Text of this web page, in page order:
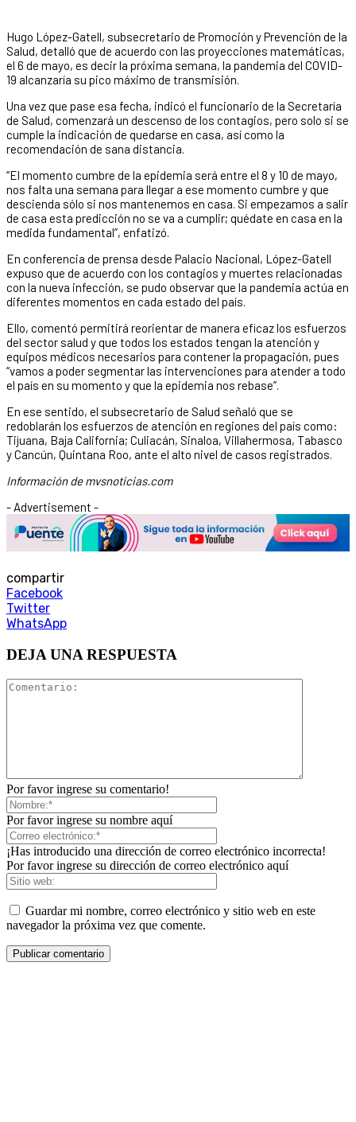
Hugo López-Gatell, subsecretario de Promoción y Prevención de la
Salud, detalló que de acuerdo con las proyecciones matemáticas,
el 6 de mayo, es decir la próxima semana, la pandemia del COVID-
19 alcanzaría su pico máximo de transmisión.
Una vez que pase esa fecha, indicó el funcionario de la Secretaría
de Salud, comenzará un descenso de los contagios, pero solo si se
cumple la indicación de quedarse en casa, así como la
recomendación de sana distancia.
“El momento cumbre de la epidemia será entre el 8 y 10 de mayo,
nos falta una semana para llegar a ese momento cumbre y que
descienda sólo si nos mantenemos en casa. Si empezamos a salir
de casa esta predicción no se va a cumplir; quédate en casa en la
medida fundamental”, enfatizó.
En conferencia de prensa desde Palacio Nacional, López-Gatell
expuso que de acuerdo con los contagios y muertes relacionadas
con la nueva infección, se pudo observar que la pandemia actúa en
diferentes momentos en cada estado del país.
Ello, comentó permitirá reorientar de manera eficaz los esfuerzos
del sector salud y que todos los estados tengan la atención y
equipos médicos necesarios para contener la propagación, pues
“vamos a poder segmentar las intervenciones para atender a todo
el país en su momento y que la epidemia nos rebase”.
En ese sentido, el subsecretario de Salud señaló que se
redoblarán los esfuerzos de atención en regiones del país como:
Tijuana, Baja California; Culiacán, Sinaloa, Villahermosa, Tabasco
y Cancún, Quintana Roo, ante el alto nivel de casos registrados.
Información de mvsnoticias.com
- Advertisement -
compartir
Facebook
Twitter
WhatsApp
DEJA UNA RESPUESTA
Por favor ingrese su comentario!
Por favor ingrese su nombre aquí
¡Has introducido una dirección de correo electrónico incorrecta!
Por favor ingrese su dirección de correo electrónico aquí
Guardar mi nombre, correo electrónico y sitio web en este
navegador la próxima vez que comente.